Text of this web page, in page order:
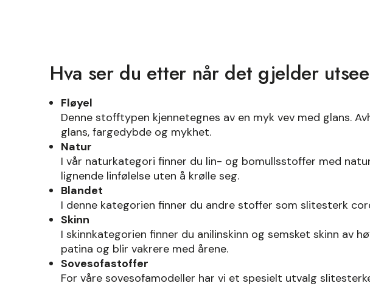
Hva ser du etter når det gjelder
Fløyel
Denne stofftypen kjennetegnes av en myk vev med glans.
glans, fargedybde og mykhet.
Natur
I vår naturkategori finner du lin- og bomullsstoffer med
lignende linfølelse uten å krølle seg.
Blandet
I denne kategorien finner du andre stoffer som slitesterk
Skinn
I skinnkategorien finner du anilinskinn og semsket skinn av
patina og blir vakrere med årene.
Sovesofastoffer
For våre sovesofamodeller har vi et spesielt utvalg